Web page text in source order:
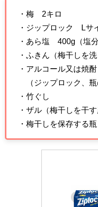
・梅 2キロ
・ジップロック Lサ
・あら塩 400g（塩分
・ふきん（梅干しを
・アルコール又は焼
（ジップロック、瓶
・竹ぐし
・ザル（梅干しを干す
・梅干しを保存する瓶